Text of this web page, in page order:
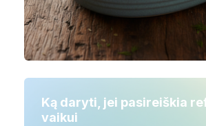
Ką daryti, jei pasireiškia
vaikui